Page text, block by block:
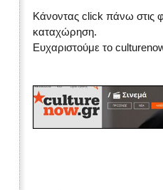
Κάνοντας click πάνω στις
καταχώρηση.
Ευχαριστούμε το